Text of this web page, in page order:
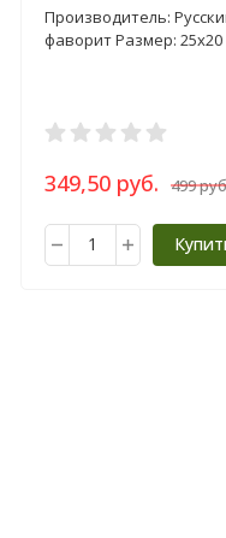
Производитель:
фаворит Размер: 25х20
349,50 руб. 499